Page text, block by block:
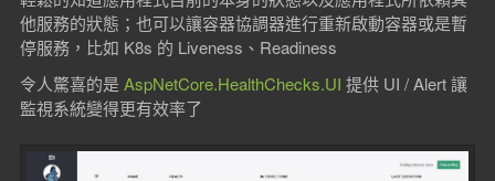
他服務的狀態；也可以讓容器協調器進行重新啟動容器或是暫
停服務，比如 K8s 的 Liveness、Readiness
令人驚喜的是 AspNetCore.HealthChecks.UI 提供 UI / Alert 讓
監視系統變得更有效率了